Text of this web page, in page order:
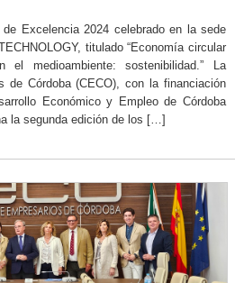
de Excelencia 2024 celebrado en la sede
titulado “Economía circular
el medioambiente: sostenibilidad.” La
de Córdoba (CECO), con la financiación
Económico y Empleo de Córdoba
la segunda edición de los […]